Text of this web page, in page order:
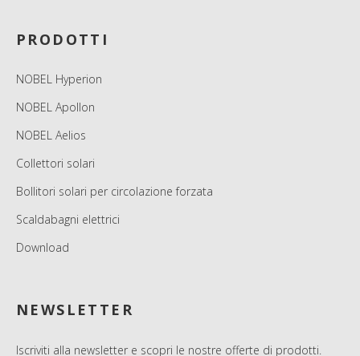
PRODOTTI
NOBEL Hyperion
NOBEL Apollon
NOBEL Aelios
Collettori solari
Bollitori solari per circolazione forzata
Scaldabagni elettrici
Download
NEWSLETTER
Iscriviti alla newsletter e scopri le nostre offerte di prodotti.